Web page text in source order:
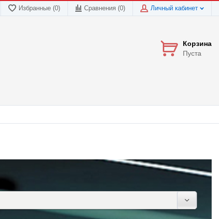
Избранные (0) Сравнения (0) Личный кабинет
Корзина
Пуста